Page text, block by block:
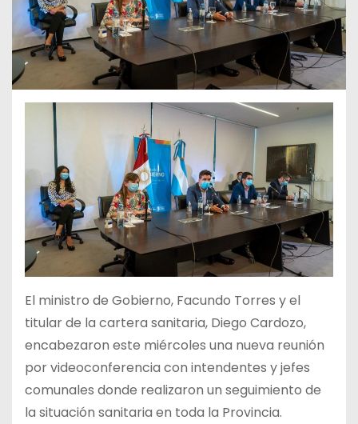
El ministro de Gobierno, Facundo Torres y el
titular de la cartera sanitaria, Diego Cardozo,
encabezaron este miércoles una nueva reunión
por videoconferencia con intendentes y jefes
comunales donde realizaron un seguimiento de
la situación sanitaria en toda la Provincia.